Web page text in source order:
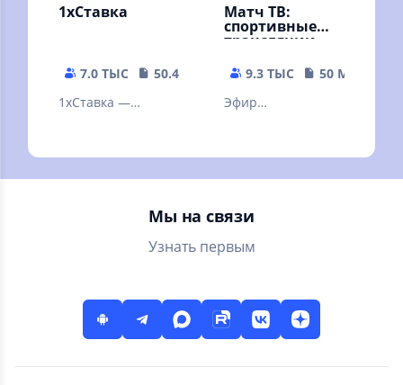
1xСтавка
7.0 ТЫС
50.48 MB
1xСтавка —
приложение на
территории РФ.
Матч ТВ:
спортивные
трансляции
9.3 ТЫС
50 MB
Эфир
бесплатно,
телепрограмма,
результаты матчей
Мы на связи
Узнать первым